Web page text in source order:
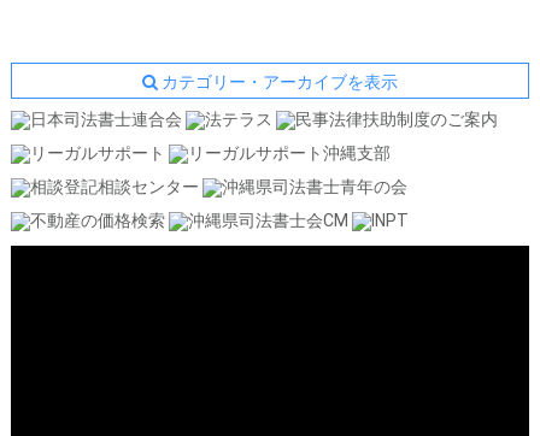
カテゴリー・アーカイブを表示